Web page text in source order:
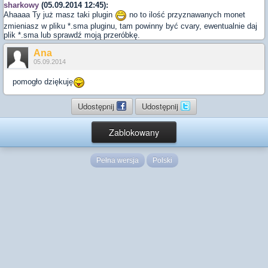
sharkowy (05.09.2014 12:45):
Ahaaaa Ty już masz taki plugin
no to ilość przyznawanych monet
zmieniasz w pliku *.sma pluginu, tam powinny być cvary, ewentualnie daj
plik *.sma lub sprawdź moją przeróbkę.
Ana
05.09.2014
pomogło dziękuję
Udostępnij Udostępnij
Zablokowany
Pełna wersja Polski